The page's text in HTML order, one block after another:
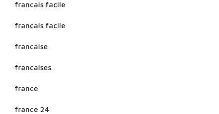
francais facile
français facile
francaise
francaises
france
france 24